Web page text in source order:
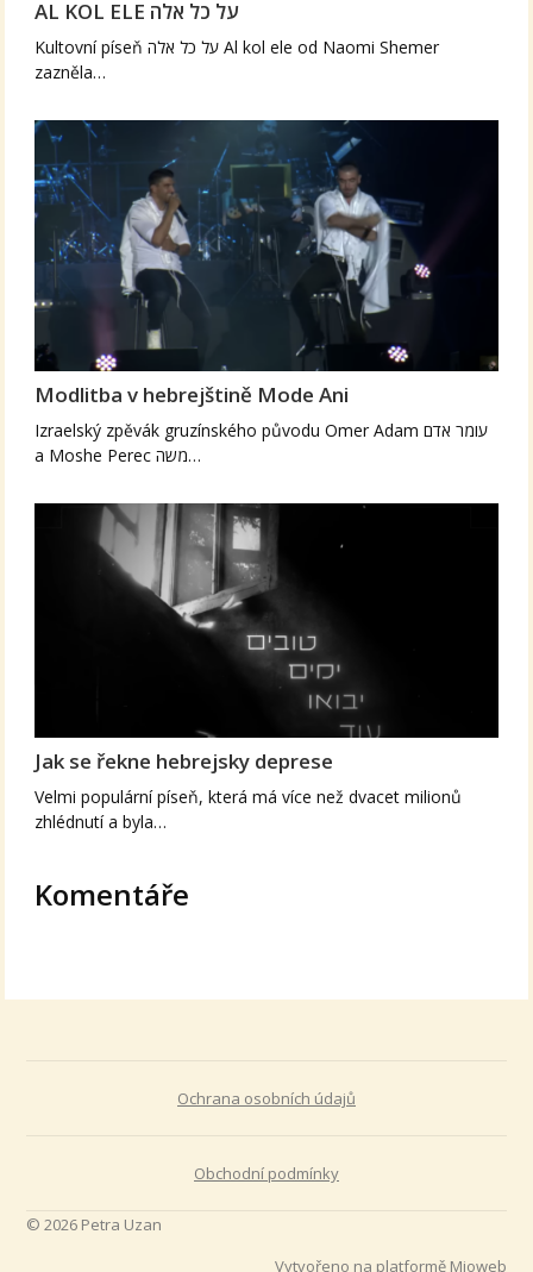
AL KOL ELE על כל אלה
Kultovní píseň על כל אלה Al kol ele od Naomi Shemer
zazněla…
Modlitba v hebrejštině Mode Ani
Izraelský zpěvák gruzínského původu Omer Adam עומר אדם
a Moshe Perec משה…
Jak se řekne hebrejsky deprese
Velmi populární píseň, která má více než dvacet milionů
zhlédnutí a byla…
Komentáře
Ochrana osobních údajů
Obchodní podmínky
© 2026 Petra Uzan
Vytvořeno na platformě Mioweb